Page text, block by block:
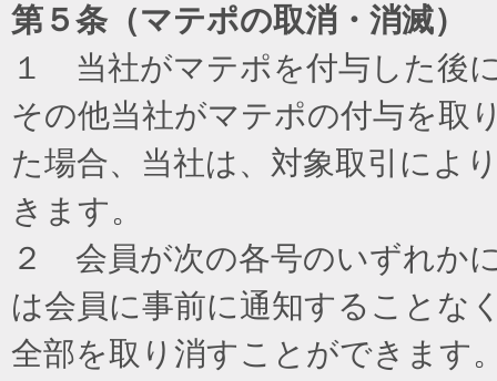
第５条（マテポの取消・消滅）
１ 当社がマテポを付与した後
その他当社がマテポの付与を取
た場合、当社は、対象取引によ
きます。
２ 会員が次の各号のいずれか
は会員に事前に通知することな
全部を取り消すことができます